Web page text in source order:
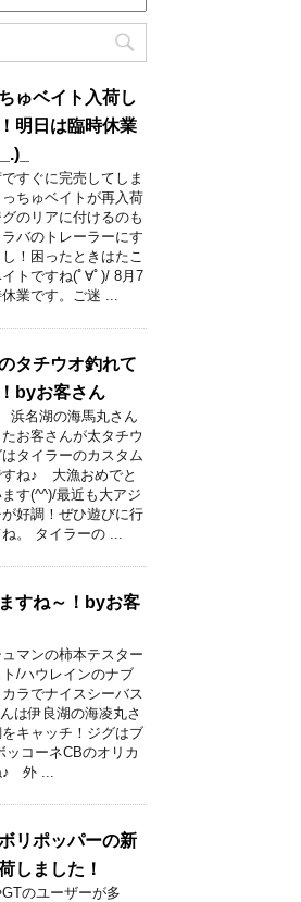
ゅベイト入荷し
明日は臨時休業
すぐに完売してしま
っちゅベイトが再入荷
のリアに付けるのも
バのトレーラーにす
！困ったときはたこ
イトですね(ﾟ∀ﾟ)/ 8月7
休業です。ご迷 ...
タチウオ釣れて
byお客さん
浜名湖の海馬丸さん
お客さんが太タチウ
タイラーのカスタム
すね♪ 大漁おめでと
す(^^)/最近も大アジ
好調！ぜひ遊びに行
ね。 タイラーの ...
すね～！byお客
マンの柿本テスター
/ハウレインのナブ
ラでナイスシーバス
は伊良湖の海凌丸さ
キャッチ！ジグはブ
ッコーネCBのオリカ
♪ 外 ...
リポッパーの新
しました！
のユーザーが多